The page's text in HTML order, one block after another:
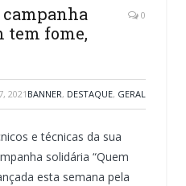
tem fome,
0
2021 BANNER, DESTAQUE, GERAL
e técnicas da sua
solidária “Quem
esta semana pela